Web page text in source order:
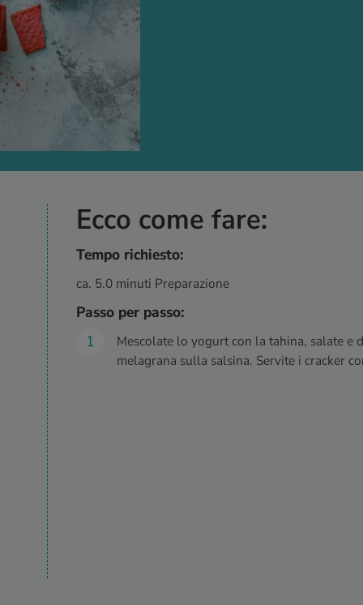
Ecco come fare:
Tempo richiesto:
ca. 5.0 minuti Preparazione
Passo per passo:
Mescolate lo yogurt con la tahina, salate e
melagrana sulla salsina. Servite i cracker